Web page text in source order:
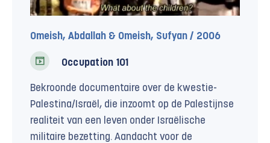
Omeish, Abdallah & Omeish, Sufyan / 2006
Occupation 101
Bekroonde documentaire over de kwestie-
Palestina/Israël, die inzoomt op de Palestijnse
realiteit van een leven onder Israëlische
militaire bezetting. Aandacht voor de